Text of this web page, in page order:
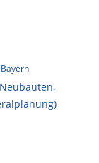
Bayern